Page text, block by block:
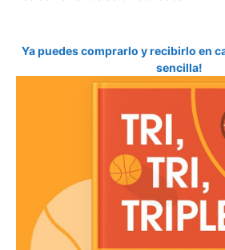
Ya puedes comprarlo y recibirlo en
sencilla!